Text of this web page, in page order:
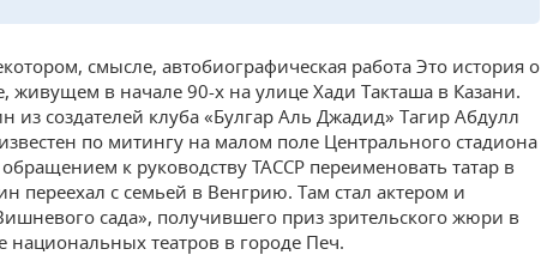
смысле, автобиографическая работа Это история о
живущем в начале 90-х на улице Хади Такташа в Казани.
создателей клуба «Булгар Аль Джадид» Тагир Абдулл
по митингу на малом поле Центрального стадиона
к руководству ТАССР переименовать татар в
переехал с семьей в Венгрию. Там стал актером и
сада», получившего приз зрительского жюри в
национальных театров в городе Печ.